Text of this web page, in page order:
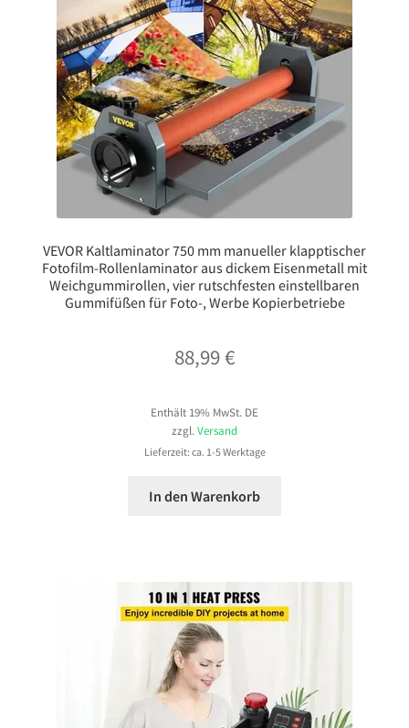
VEVOR Kaltlaminator 750 mm manueller klapptischer
Fotofilm-Rollenlaminator aus dickem Eisenmetall mit
Weichgummirollen, vier rutschfesten einstellbaren
Gummifüßen für Foto-, Werbe Kopierbetriebe
88,99€
Enthält 19% MwSt. DE
zzgl. Versand
Lieferzeit: ca. 1-5 Werktage
In den Warenkorb